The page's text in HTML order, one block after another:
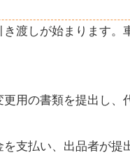
渡しが始まります。
更用の書類を提出し、
支払い、出品者が提